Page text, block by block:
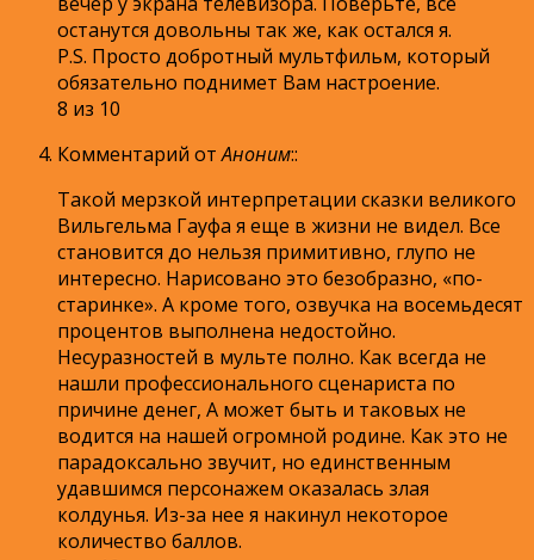
останутся довольны так же, как остался я.
P.S. Просто добротный мультфильм, который
обязательно поднимет Вам настроение.
8 из 10
Комментарий отАноним::
Такой мерзкой интерпретации сказки великого
Вильгельма Гауфа я еще в жизни не видел. Все
становится до нельзя примитивно, глупо не
интересно. Нарисовано это безобразно, «по-
старинке». А кроме того, озвучка на восемьдесят
процентов выполнена недостойно.
Несуразностей в мульте полно. Как всегда не
нашли профессионального сценариста по
причине денег, А может быть и таковых не
водится на нашей огромной родине. Как это не
парадоксально звучит, но единственным
удавшимся персонажем оказалась злая
колдунья. Из-за нее я накинул некоторое
количество баллов.